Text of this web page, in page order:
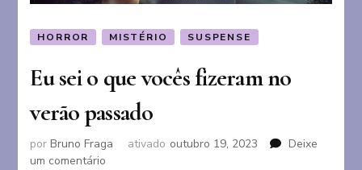
HORROR MISTÉRIO SUSPENSE
Eu sei o que vocês fizeram no
verão passado
porBruno Fraga ativado outubro 19, 2023
Deixe
um comentário